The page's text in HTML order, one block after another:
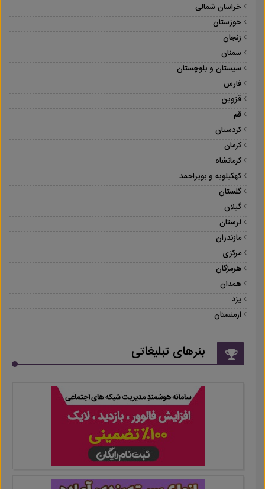
خراسان شمالی
خوزستان
زنجان
سمنان
سیستان و بلوچستان
فارس
قزوین
قم
کردستان
کرمان
کرمانشاه
کهکیلویه و بویراحمد
گلستان
گیلان
لرستان
مازندران
مرکزی
هرمزگان
همدان
یزد
ارمنستان
بنرهای تبلیغاتی